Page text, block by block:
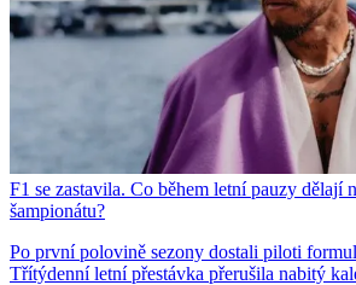
F1 se zastavila. Co během letní pauzy dělají
šampionátu?
Po první polovině sezony dostali piloti
Třítýdenní letní přestávka přerušila nabitý